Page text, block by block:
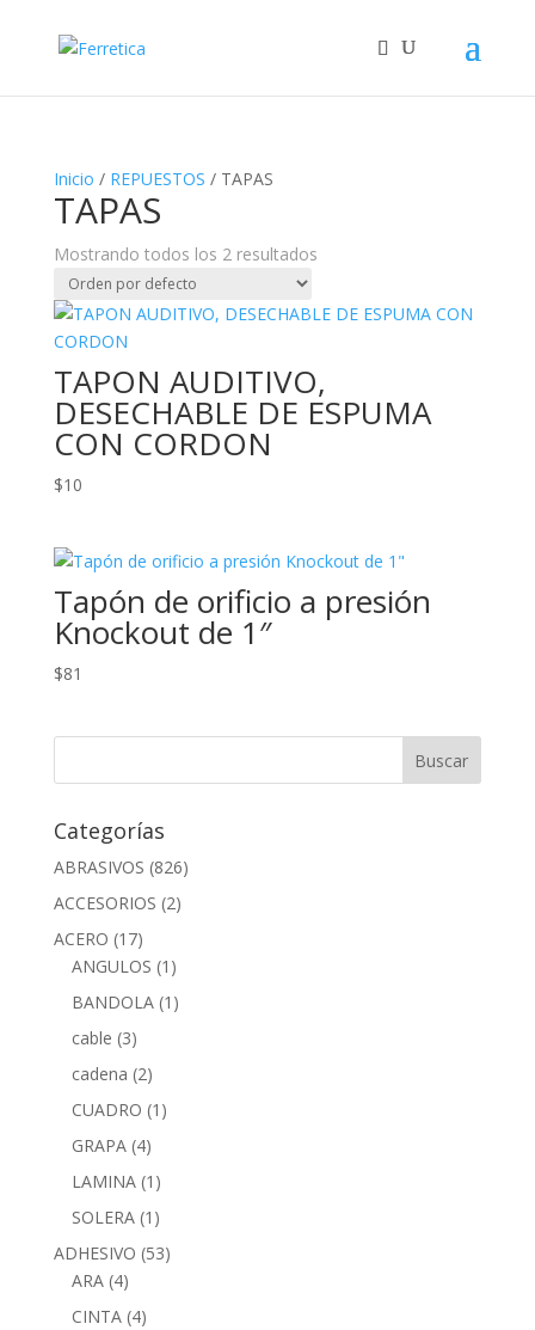
Inicio / REPUESTOS / TAPAS
TAPAS
Mostrando todos los 2 resultados
TAPON AUDITIVO,
DESECHABLE DE ESPUMA
CON CORDON
$10
Tapón de orificio a presión
Knockout de 1″
$81
Categorías
ABRASIVOS (826)
ACCESORIOS (2)
ACERO (17)
ANGULOS (1)
BANDOLA (1)
cable (3)
cadena (2)
CUADRO (1)
GRAPA (4)
LAMINA (1)
SOLERA (1)
ADHESIVO (53)
ARA (4)
CINTA (4)